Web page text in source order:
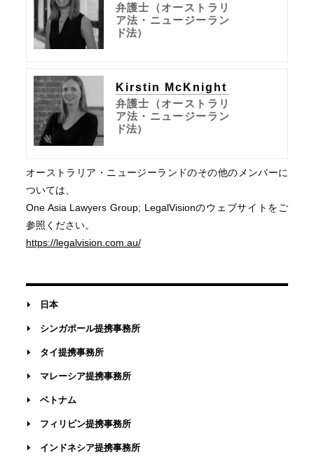
弁護士（オーストラリ
ア法・ニュージーラン
ド法）
Kirstin McKnight
弁護士（オーストラリ
ア法・ニュージーラン
ド法）
オーストラリア・ニュージーランドのその他のメンバーに
ついては、
One Asia Lawyers Group; LegalVisionのウェブサイトをご
参照ください。
https://legalvision.com.au/
日本
シンガポール提携事務所
タイ提携事務所
マレーシア提携事務所
ベトナム
フィリピン提携事務所
インドネシア提携事務所